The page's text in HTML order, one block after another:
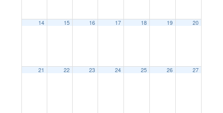
14 15 16 17 18 19 20
21 22 23 24 25 26 27